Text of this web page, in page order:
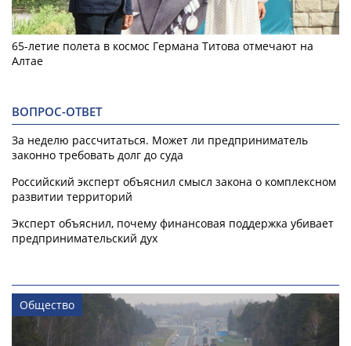
65-летие полета в космос Германа Титова отмечают на
Алтае
ВОПРОС-ОТВЕТ
За неделю рассчитаться. Может ли предприниматель
законно требовать долг до суда
Российский эксперт объяснил смысл закона о комплексном
развитии территорий
Эксперт объяснил, почему финансовая поддержка убивает
предпринимательский дух
Общество